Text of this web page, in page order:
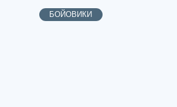
БОЙОВИКИ